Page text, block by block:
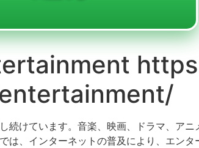
続けています。音楽、映画、ドラマ、ア
、インターネットの普及により、エンタ